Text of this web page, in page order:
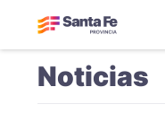
Noticias